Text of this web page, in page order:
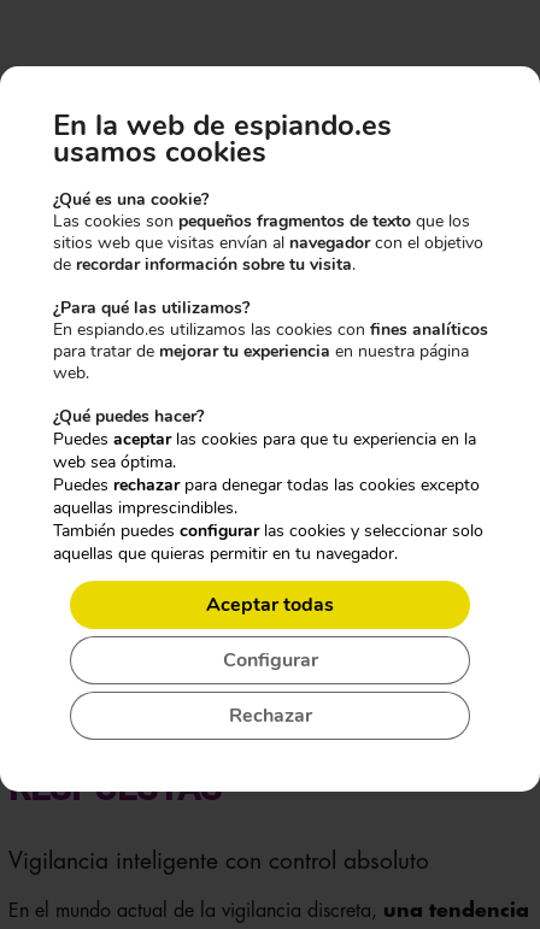
CARACTERÍSTICAS TÉCNICAS:
CÁMARA PARA OCULTAR CON MANDO
A DISTANCIA
UN DISPOSITIVO, TODAS LAS
RESPUESTAS
Vigilancia inteligente con control absoluto
En el mundo actual de la vigilancia discreta, una tendencia
En la web de espiando.es
usamos cookies
¿Qué es una cookie?
Las cookies son pequeños fragmentos de texto que los
sitios web que visitas envían al navegadorcon el objetivo
de recordar información sobre tu visita.
¿Para qué las utilizamos?
En espiando.es utilizamos las cookies con fines analíticos
para tratar de mejorar tu experiencia en nuestra página
web.
¿Qué puedes hacer?
Puedes aceptarlas cookies para que tu experiencia en la
web sea óptima.
Puedes rechazarpara denegar todas las cookies excepto
aquellas imprescindibles.
También puedes configurarlas cookies y seleccionar solo
aquellas que quieras permitir en tu navegador.
Aceptar todas
Rechazar
Configurar
HAS CONSEGUIDO UN
10% EXTRA DE
DESCUENTO
Para desbloquearlo, dinos qué te
CÁMARAS DISCRETAS
GRABADORAS OCULTAS
NO LO SÉ
No, gracias. No quiero mi descuento.